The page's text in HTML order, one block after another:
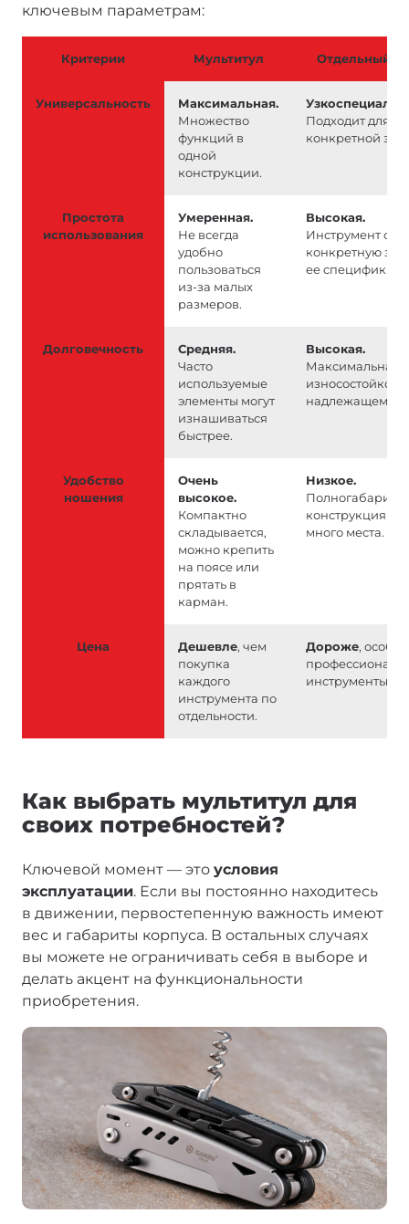
ключевым параметрам:
Критерии Мультитул Отдельный
Универсальность
Максимальная.
Множество
функций в
одной
конструкции.
Подходит для
конкретной
Простота
использования
Умеренная.
Не всегда
удобно
пользоваться
из-за малых
размеров.
Высокая.
Инструмент
конкретную
ее специфики.
Долговечность
Средняя.
Часто
используемые
элементы могут
изнашиваться
быстрее.
Высокая.
Максимальная
надлежащем
Удобство
ношения
Очень
высокое.
Компактно
складывается,
можно крепить
на поясе или
прятать в
карман.
Низкое.
конструкция
много места.
Цена Дешевле, чем
покупка
каждого
инструмента по
отдельности.
Дороже,
инструменты.
Как выбрать мультитул для
своих потребностей?
Ключевой момент — это условия
эксплуатации. Если вы постоянно находитесь
в движении, первостепенную важность имеют
вес и габариты корпуса. В остальных случаях
вы можете не ограничивать себя в выборе и
делать акцент на функциональности
приобретения.